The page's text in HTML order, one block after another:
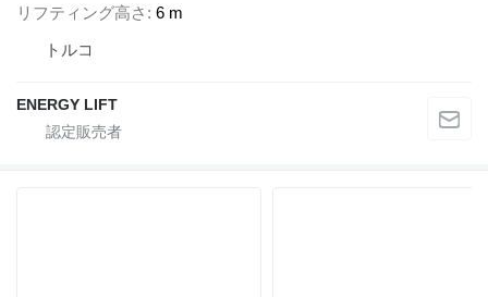
リフティング高さ
6 m
トルコ
ENERGY LIFT